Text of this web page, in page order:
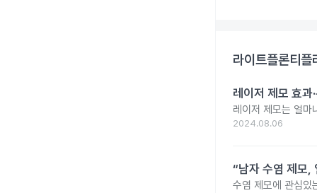
라이트플론티
레이저 제모 효과
레이저 제모는 얼마
2024.08.06
“남자 수염 제모,
수염 제모에 관심있